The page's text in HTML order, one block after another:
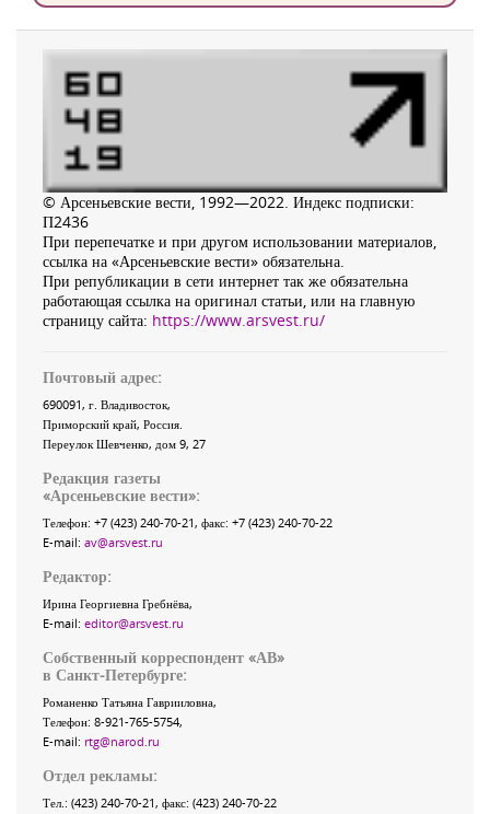
© Арсеньевские вести, 1992—2022. Индекс подписки:
П2436
При перепечатке и при другом использовании материалов,
ссылка на «Арсеньевские вести» обязательна.
При републикации в сети интернет так же обязательна
работающая ссылка на оригинал статьи, или на главную
страницу сайта: https://www.arsvest.ru/
Почтовый адрес:
690091, г. Владивосток,
Приморский край, Россия
Переулок Шевченко, дом 9, 27
Редакция газеты
«Арсеньевские вести»:
Телефон: +7 (423) 240-70-21, факс: +7 (423) 240-70-22
E-mail: av@arsvest.ru
Редактор:
Ирина Георгиевна Гребнёва,
E-mail: editor@arsvest.ru
Собственный корреспондент «АВ»
в Санкт-Петербурге:
Романенко Татьяна Гаврииловна,
Телефон: 8-921-765-5754,
E-mail: rtg@narod.ru
Отдел рекламы:
Тел.: (423) 240-70-21, факс: (423) 240-70-22